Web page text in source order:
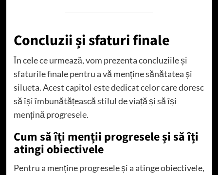
Concluzii și sfaturi finale
În cele ce urmează, vom prezenta concluziile și
sfaturile finale pentru a vă menține sănătatea și
silueta. Acest capitol este dedicat celor care doresc
să își îmbunătățească stilul de viață și să își
mențină progresele.
Cum să îți menții progresele și să îți
atingi obiectivele
Pentru a menține progresele și a atinge obiectivele,